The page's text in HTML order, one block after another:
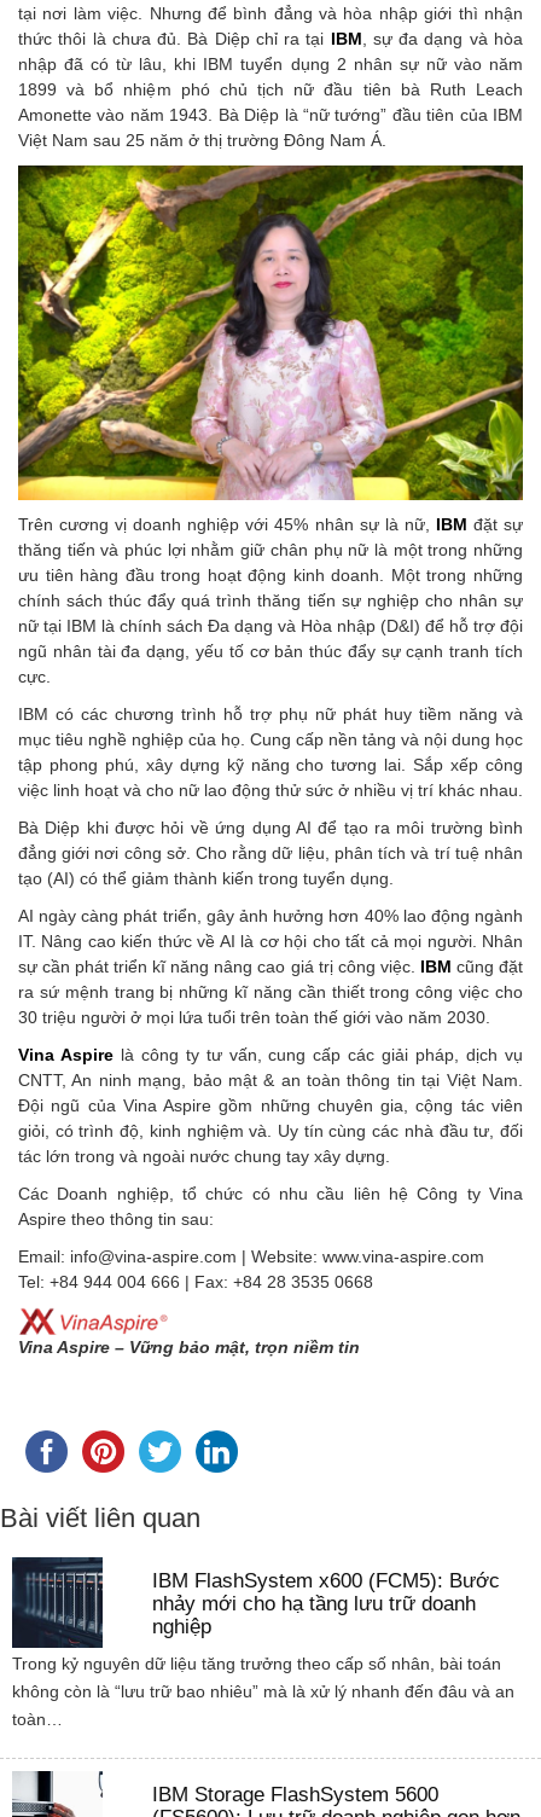
tại nơi làm việc. Nhưng để bình đẳng và hòa nhập giới thì nhận
thức thôi là chưa đủ. Bà Diệp chỉ ra tại IBM, sự đa dạng và hòa
nhập đã có từ lâu, khi IBM tuyển dụng 2 nhân sự nữ vào năm
1899 và bổ nhiệm phó chủ tịch nữ đầu tiên bà Ruth Leach
Amonette vào năm 1943. Bà Diệp là “nữ tướng” đầu tiên của IBM
Việt Nam sau 25 năm ở thị trường Đông Nam Á.
Trên cương vị doanh nghiệp với 45% nhân sự là nữ, IBM đặt sự
thăng tiến và phúc lợi nhằm giữ chân phụ nữ là một trong những
ưu tiên hàng đầu trong hoạt động kinh doanh. Một trong những
chính sách thúc đẩy quá trình thăng tiến sự nghiệp cho nhân sự
nữ tại IBM là chính sách Đa dạng và Hòa nhập (D&I) để hỗ trợ đội
ngũ nhân tài đa dạng, yếu tố cơ bản thúc đẩy sự cạnh tranh tích
cực.
IBM có các chương trình hỗ trợ phụ nữ phát huy tiềm năng và
mục tiêu nghề nghiệp của họ. Cung cấp nền tảng và nội dung học
tập phong phú, xây dựng kỹ năng cho tương lai. Sắp xếp công
việc linh hoạt và cho nữ lao động thử sức ở nhiều vị trí khác nhau.
Bà Diệp khi được hỏi về ứng dụng AI để tạo ra môi trường bình
đẳng giới nơi công sở. Cho rằng dữ liệu, phân tích và trí tuệ nhân
tạo (AI) có thể giảm thành kiến trong tuyển dụng.
AI ngày càng phát triển, gây ảnh hưởng hơn 40% lao động ngành
IT. Nâng cao kiến thức về AI là cơ hội cho tất cả mọi người. Nhân
sự cần phát triển kĩ năng nâng cao giá trị công việc. IBM cũng đặt
ra sứ mệnh trang bị những kĩ năng cần thiết trong công việc cho
30 triệu người ở mọi lứa tuổi trên toàn thế giới vào năm 2030.
Vina Aspire là công ty tư vấn, cung cấp các giải pháp, dịch vụ
CNTT, An ninh mạng, bảo mật & an toàn thông tin tại Việt Nam.
Đội ngũ của Vina Aspire gồm những chuyên gia, cộng tác viên
giỏi, có trình độ, kinh nghiệm và. Uy tín cùng các nhà đầu tư, đối
tác lớn trong và ngoài nước chung tay xây dựng.
Các Doanh nghiệp, tổ chức có nhu cầu liên hệ Công ty Vina
Aspire theo thông tin sau:
Email: info@vina-aspire.com | Website: www.vina-aspire.com
Tel: +84 944 004 666 | Fax: +84 28 3535 0668
Vina Aspire – Vững bảo mật, trọn niềm tin
Bài viết liên quan
IBM FlashSystem x600 (FCM5): Bước
nhảy mới cho hạ tầng lưu trữ doanh
nghiệp
Trong kỷ nguyên dữ liệu tăng trưởng theo cấp số nhân, bài toán
không còn là “lưu trữ bao nhiêu” mà là xử lý nhanh đến đâu và an
toàn…
IBM Storage FlashSystem 5600